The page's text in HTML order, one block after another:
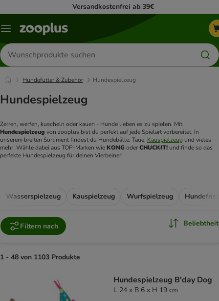
Versandkostenfrei ab 39€
Menü
Produkte
suchen
Hundefutter & Zubehör Hundespielzeug
Hundespielzeug
Hundespielzeug von zooplus bist du perfekt auf jede Spielart vorbereitet. In
unserem breiten Sortiment findest du Hundebälle, Taue, Kauspielzeug und vieles
mehr. Wähle dabei aus TOP-Marken wie KONG oder CHUCKIT! und finde so das
perfekte Hundespielzeug für deinen Vierbeiner!
Wasserspielzeug Kauspielzeug Wurfspielzeug
Filtern nach Beliebtheit
1 - 48 von 1103 Produkte
Hundespielzeug B'day Dog
L 24 x B 6 x H 19 cm